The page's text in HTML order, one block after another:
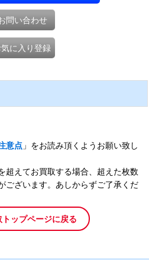
問い合わせ
気に入り登録
意点 」をお読み頂くようお願い致し
超えてお買取する場合、超えた枚数
ございます。あしからずご了承くだ
ップページに戻る